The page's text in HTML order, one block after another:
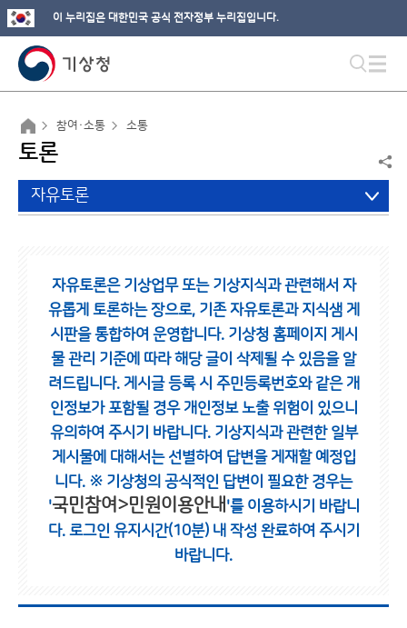
이 누리집은 대한민국 공식 전자정부 누리집입니다.
참여·소통 소통
토론
자유토론
자유토론은 기상업무 또는 기상지식과 관련해서 자
유롭게 토론하는 장으로, 기존 자유토론과 지식샘 게
시판을 통합하여 운영합니다. 기상청 홈페이지 게시
물 관리 기준에 따라 해당 글이 삭제될 수 있음을 알
려드립니다. 게시글 등록 시 주민등록번호와 같은 개
인정보가 포함될 경우 개인정보 노출 위험이 있으니
유의하여 주시기 바랍니다. 기상지식과 관련한 일부
게시물에 대해서는 선별하여 답변을 게재할 예정입
니다. ※ 기상청의 공식적인 답변이 필요한 경우는
'국민참여>민원이용안내 '를 이용하시기 바랍니
다. 로그인 유지시간(10분) 내 작성 완료하여 주시기
바랍니다.